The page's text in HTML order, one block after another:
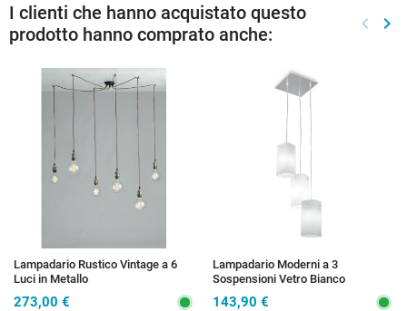
I clienti che hanno acquistato questo
prodotto hanno comprato anche:
keyboard_arrow_left keyboard_arrow_right
Lampadario Rustico Vintage a 6
Luci in Metallo
273,00 €
Lampadario Moderni a 3
Sospensioni Vetro Bianco
143,90 €